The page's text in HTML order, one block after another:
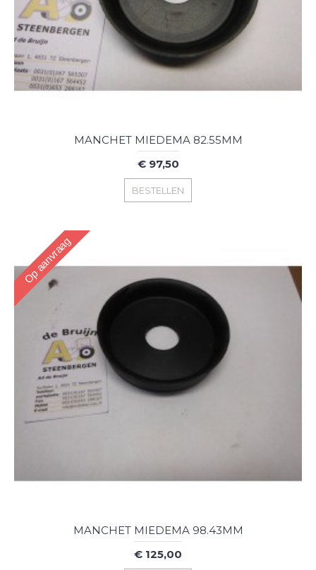
MANCHET MIEDEMA 82.55MM
€ 97,50
BESTELLEN
Op aanvraag
MANCHET MIEDEMA 98.43MM
€ 125,00